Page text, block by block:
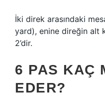
İki direk arasındaki
yard), enine direğin alt
2’dir.
6 PAS KAÇ
EDER?